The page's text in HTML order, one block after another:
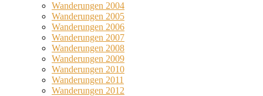
Wanderungen 2004
Wanderungen 2005
Wanderungen 2006
Wanderungen 2007
Wanderungen 2008
Wanderungen 2009
Wanderungen 2010
Wanderungen 2011
Wanderungen 2012